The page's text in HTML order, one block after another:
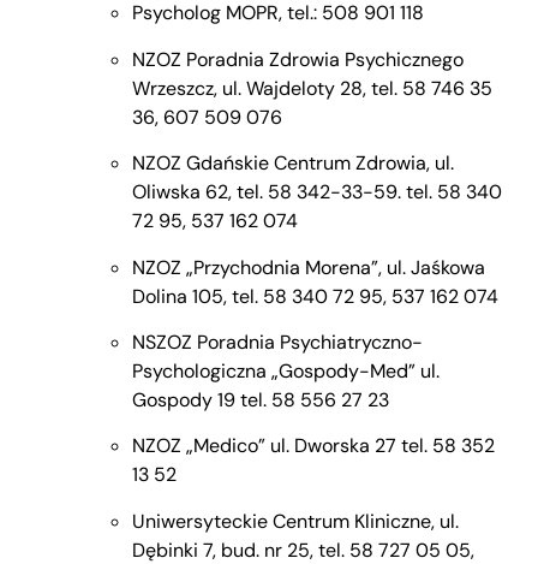
Psycholog MOPR, tel.: 508 901 118
NZOZ Poradnia Zdrowia Psychicznego
Wrzeszcz, ul. Wajdeloty 28, tel. 58 746 35
36, 607 509 076
NZOZ Gdańskie Centrum Zdrowia, ul.
Oliwska 62, tel. 58 342-33-59. tel. 58 340
72 95, 537 162 074
NZOZ „Przychodnia Morena”, ul. Jaśkowa
Dolina 105, tel. 58 340 72 95, 537 162 074
NSZOZ Poradnia Psychiatryczno-
Psychologiczna „Gospody-Med” ul.
Gospody 19 tel. 58 556 27 23
NZOZ „Medico” ul. Dworska 27 tel. 58 352
13 52
Uniwersyteckie Centrum Kliniczne, ul.
Dębinki 7, bud. nr 25, tel. 58 727 05 05,